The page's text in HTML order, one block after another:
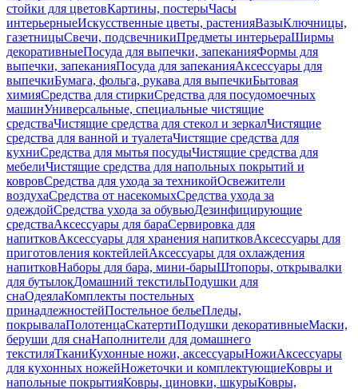
стойки для цветовКартины, постерыЧасы
интерьерныеИскусственные цветы, растенияВазыКлючницы,
газетницыСвечи, подсвечникиПредметы интерьераШирмы
декоративныеПосуда для выпечки, запеканияФормы для
выпечки, запеканияПосуда для запеканияАксессуары для
выпечкиБумага, фольга, рукава для выпечкиБытовая
химияСредства для стиркиСредства для посудомоечных
машинУниверсальные, специальные чистящие
средстваЧистящие средства для стекол и зеркалЧистящие
средства для ванной и туалетаЧистящие средства для
кухниСредства для мытья посудыЧистящие средства для
мебелиЧистящие средства для напольных покрытий и
ковровСредства для ухода за техникойОсвежители
воздухаСредства от насекомыхСредства ухода за
одеждойСредства ухода за обувьюДезинфицирующие
средстваАксессуары для бараСервировка для
напитковАксессуары для хранения напитковАксессуары для
приготовления коктейлейАксессуары для охлаждения
напитковНаборы для бара, мини-барыШтопоры, открывалки
для бутылокДомашний текстильПодушки для
снаОдеялаКомплекты постельных
принадлежностейПостельное бельеПледы,
покрывалаПолотенцаСкатертиПодушки декоративныеМаски,
беруши для снаНаполнители для домашнего
текстиляТканиКухонные ножи, аксессуарыНожиАксессуары
для кухонных ножейНожеточки и комплектующиеКовры и
напольные покрытияКовры, циновки, шкурыКовры,